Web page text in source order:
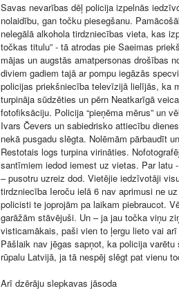
Savas nevarības dēļ policija izpelnās
nolaidību, gan točku piesegšanu.
nelegālā alkohola tirdzniecības vieta, kas
točkas titulu” - tā atrodas pie Saeimas
mājas un augstās amatpersonas drošības
diviem gadiem tajā ar pompu iegāzās
policijas priekšniecība televīzijā lielījās, ka
turpināja sūdzēties un pērn Neatkarīgā
fotofiksāciju. Policija “pieņēma mērus” un
Ivars Čevers un sabiedrisko attiecību
nekā pusgadu slēgta. Nolēmām pārbaudīt
Restotais logs turpina virināties.
santīmiem iedod iemest uz vietas. Par latu
– pusotru uzreiz dod. Vietējie iedzīvotāji
tirdzniecība Ieroču ielā 6 nav aprimusi ne
policisti te joprojām pa laikam piebraucot.
garāžām stāvējuši. Un – ja jau točka viņu
visticamākais, paši vien to ļergu lieto vai
Pāšlaik nav jēgas sapņot, ka policija
rūpalu Latvijā, ja tā nespēj slēgt pat vienu
Arī dzērāju slepkavas jāsoda